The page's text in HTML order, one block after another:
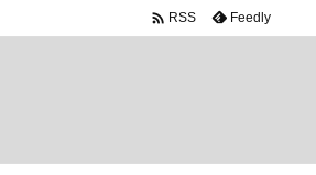
 RSS Feedly